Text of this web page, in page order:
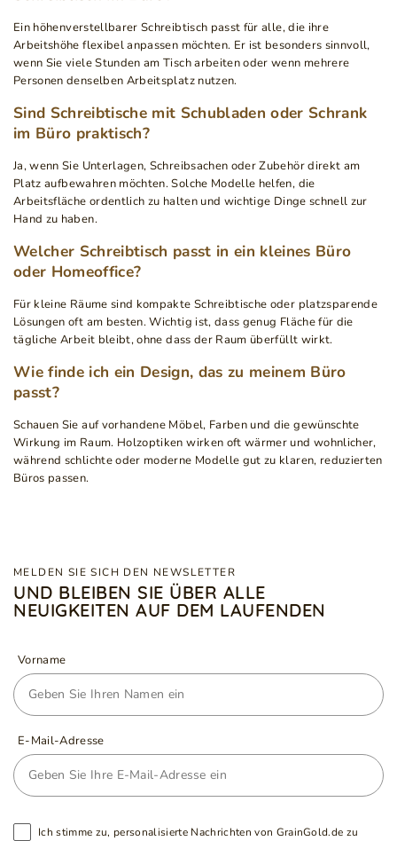
Ein höhenverstellbarer Schreibtisch passt für alle, die ihre
Arbeitshöhe flexibel anpassen möchten. Er ist besonders sinnvoll,
wenn Sie viele Stunden am Tisch arbeiten oder wenn mehrere
Personen denselben Arbeitsplatz nutzen.
Sind Schreibtische mit Schubladen oder Schrank
im Büro praktisch?
Ja, wenn Sie Unterlagen, Schreibsachen oder Zubehör direkt am
Platz aufbewahren möchten. Solche Modelle helfen, die
Arbeitsfläche ordentlich zu halten und wichtige Dinge schnell zur
Hand zu haben.
Welcher Schreibtisch passt in ein kleines Büro
oder Homeoffice?
Für kleine Räume sind kompakte Schreibtische oder platzsparende
Lösungen oft am besten. Wichtig ist, dass genug Fläche für die
tägliche Arbeit bleibt, ohne dass der Raum überfüllt wirkt.
Wie finde ich ein Design, das zu meinem Büro
passt?
Schauen Sie auf vorhandene Möbel, Farben und die gewünschte
Wirkung im Raum. Holzoptiken wirken oft wärmer und wohnlicher,
während schlichte oder moderne Modelle gut zu klaren, reduzierten
Büros passen.
MELDEN SIE SICH DEN NEWSLETTER
UND BLEIBEN SIE ÜBER ALLE
NEUIGKEITEN AUF DEM LAUFENDEN
Vorname
E-Mail-Adresse
Ich stimme zu, personalisierte Nachrichten von GrainGold.de zu